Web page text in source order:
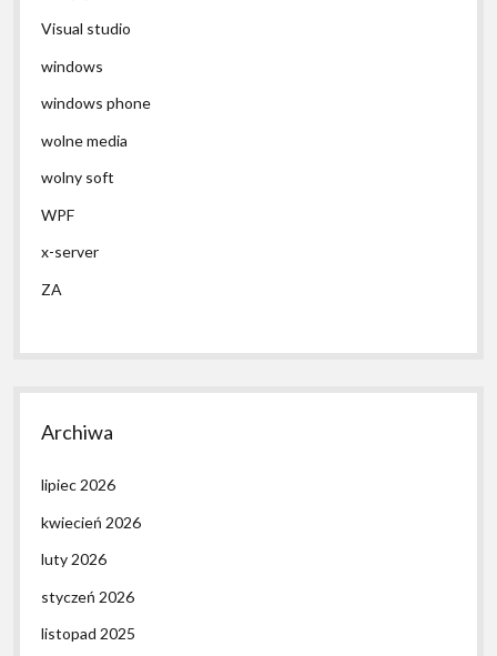
Visual studio
windows
windows phone
wolne media
wolny soft
WPF
x-server
ZA
Archiwa
lipiec 2026
kwiecień 2026
luty 2026
styczeń 2026
listopad 2025